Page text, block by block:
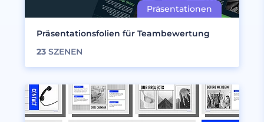
Präsentationsfolien für Teambewertung
23 SZENEN